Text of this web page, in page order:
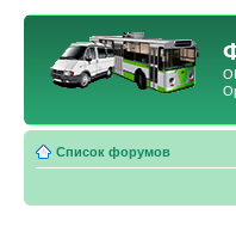
Список форумов